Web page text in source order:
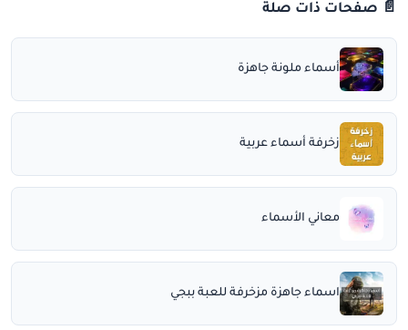
📄 صفحات ذات صلة
أسماء ملونة جاهزة
زخرفة أسماء عربية
معاني الأسماء
اسماء جاهزة مزخرفة للعبة ببجي